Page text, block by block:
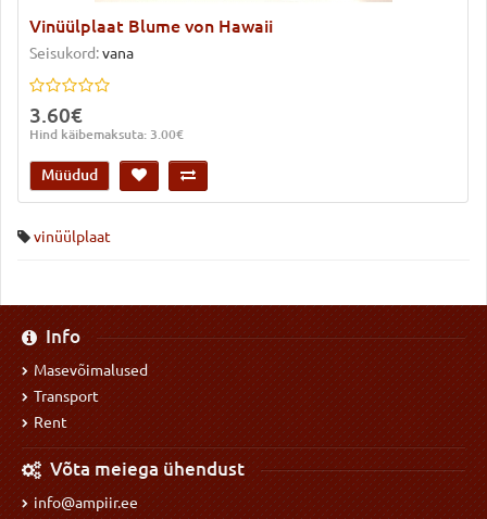
Vinüülplaat Blume von Hawaii
Seisukord:vana
3.60€
Hind käibemaksuta: 3.00€
Müüdud
vinüülplaat
Info
Masevõimalused
Transport
Rent
Võta meiega ühendust
info@ampiir.ee